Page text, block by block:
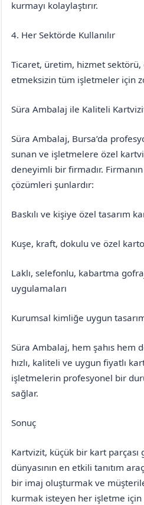
kurmayı kolaylaştırır.
4. Her Sektörde Kullanılır
Ticaret, üretim, hizmet sektörü,
etmeksizin tüm işletmeler için
Süra Ambalaj ile Kaliteli
Süra Ambalaj, Bursa’da
sunan ve işletmelere özel
deneyimli bir firmadır.
çözümleri şunlardır:
Baskılı ve kişiye özel tasarım
Kuşe, kraft, dokulu ve özel
Laklı, selefonlu, kabartma
uygulamaları
Kurumsal kimliğe uygun
Süra Ambalaj, hem şahıs hem
hızlı, kaliteli ve uygun fiyatlı
işletmelerin profesyonel bir
sağlar.
Sonuç
Kartvizit, küçük bir kart parçası
dünyasının en etkili tanıtım
bir imaj oluşturmak ve
kurmak isteyen her işletme